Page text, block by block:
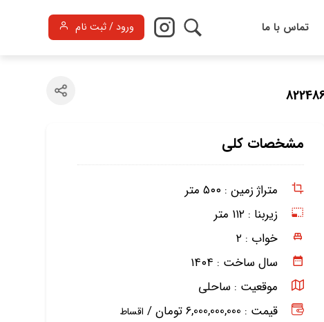
تماس با ما ورود / ثبت نام
مشخصات کلی
متراژ زمین : ۵۰۰ متر
زیربنا : ۱۱۲ متر
خواب : ۲
سال ساخت : ۱۴۰۴
موقعیت : ساحلی
قیمت : 6,000,000,000 تومان /
اقساط